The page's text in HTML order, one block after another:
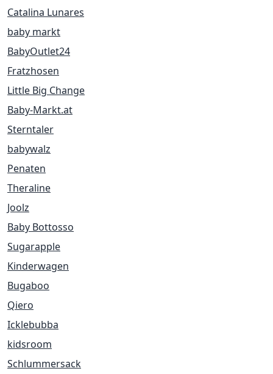
Catalina Lunares
baby markt
BabyOutlet24
Fratzhosen
Little Big Change
Baby-Markt.at
Sterntaler
babywalz
Penaten
Theraline
Joolz
Baby Bottosso
Sugarapple
Kinderwagen
Bugaboo
Qiero
Icklebubba
kidsroom
Schlummersack